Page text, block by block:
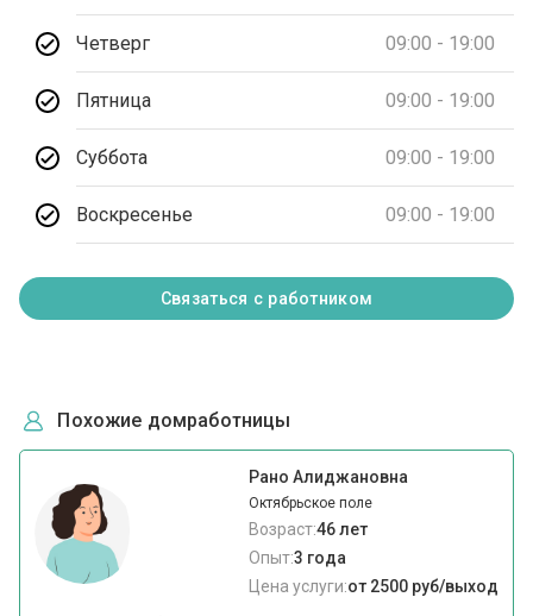
Четверг 09:00 - 19:00
Пятница 09:00 - 19:00
Суббота 09:00 - 19:00
Воскресенье 09:00 - 19:00
Связаться с работником
Похожие домработницы
Рано Алиджановна
Октябрьское поле
Возраст:46 лет
Опыт:3 года
Цена услуги:от 2500 руб/выход